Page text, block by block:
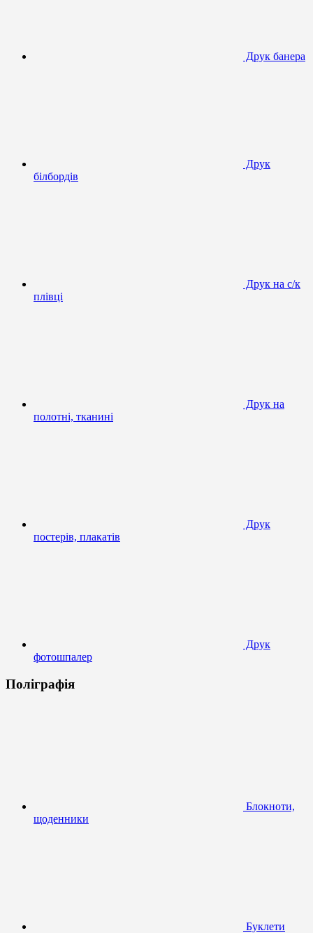
Друк банера
Друк
білбордів
Друк на с/к
плівці
Друк на
полотні, тканині
Друк
постерів, плакатів
Друк
фотошпалер
Поліграфія
Блокноти,
щоденники
Буклети